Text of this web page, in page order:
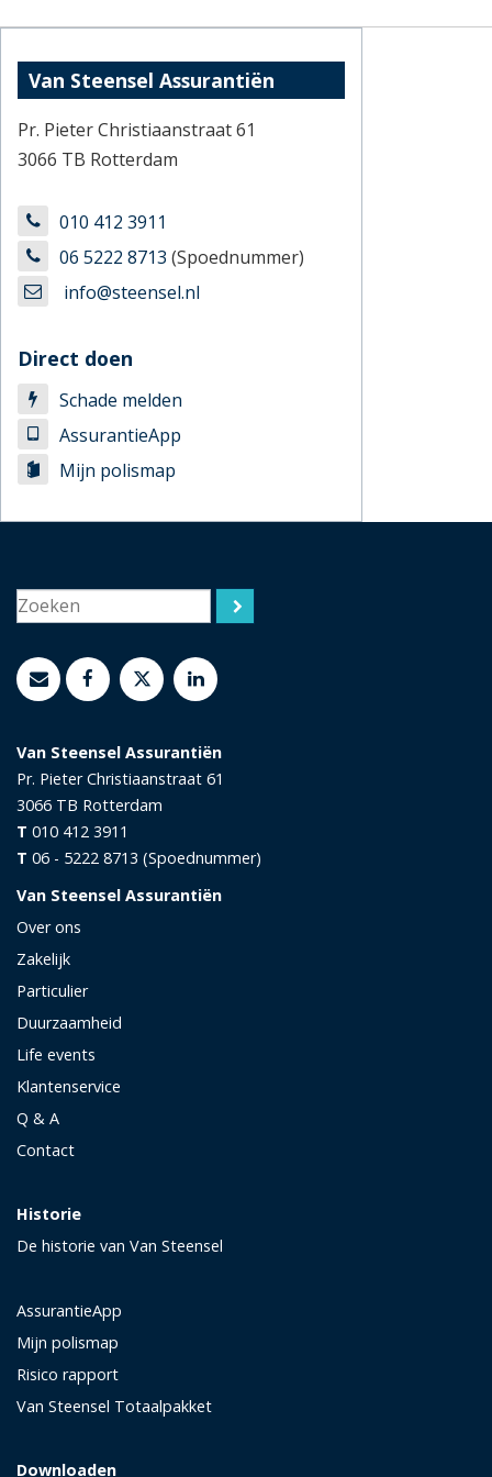
Van Steensel Assurantiën
Pr. Pieter Christiaanstraat 61
3066 TB Rotterdam
010 412 3911
06 5222 8713 (Spoednummer)
info@steensel.nl
Direct doen
Schade melden
AssurantieApp
Mijn polismap
Van Steensel Assurantiën
Pr. Pieter Christiaanstraat 61
3066 TB Rotterdam
T 010 412 3911
T 06 - 5222 8713 (Spoednummer)
Van Steensel Assurantiën
Over ons
Zakelijk
Particulier
Duurzaamheid
Life events
Klantenservice
Q & A
Contact
Historie
De historie van Van Steensel
AssurantieApp
Mijn polismap
Risico rapport
Van Steensel Totaalpakket
Downloaden